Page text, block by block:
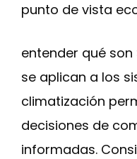
punto de vista
entender qué son
se aplican a los
climatización
decisiones de
informadas.